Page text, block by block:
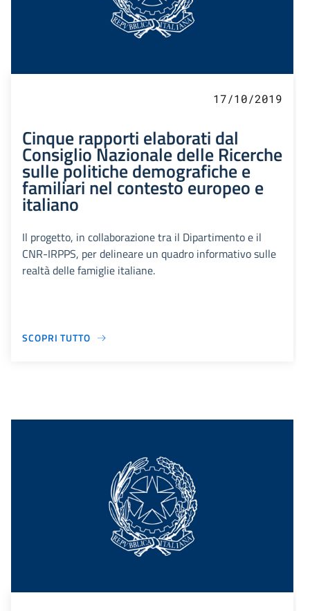
17/10/2019
Cinque rapporti elaborati dal
Consiglio Nazionale delle Ricerche
sulle politiche demografiche e
familiari nel contesto europeo e
italiano
Il progetto, in collaborazione tra il Dipartimento e il
CNR-IRPPS, per delineare un quadro informativo sulle
realtà delle famiglie italiane.
SCOPRI TUTTO